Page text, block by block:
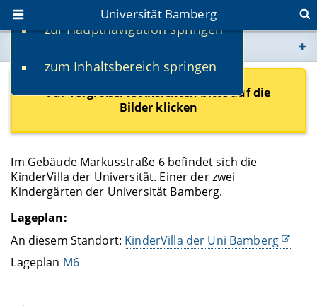
zur Hauptnavigation springen
zum Inhaltsbereich springen
Universität Bamberg
www.uni-bamberg.de
univis.uni-bamberg.de
Für vergrößerte Ansichten bitte auf die
Bilder klicken
Im Gebäude Markusstraße 6 befindet sich die
KinderVilla der Universität. Einer der zwei
Kindergärten der Universität Bamberg.
Lageplan:
An diesem Standort: KinderVilla der Uni Bamberg
Lageplan M6